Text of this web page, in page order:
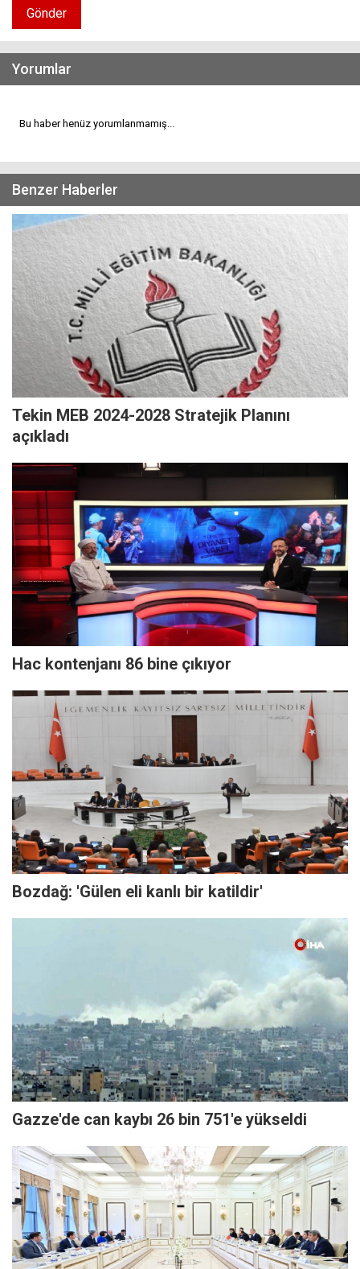
Gönder
Yorumlar
Bu haber henüz yorumlanmamış...
Benzer Haberler
Tekin MEB 2024-2028 Stratejik Planını
açıkladı
Hac kontenjanı 86 bine çıkıyor
Bozdağ: 'Gülen eli kanlı bir katildir'
Gazze'de can kaybı 26 bin 751'e yükseldi